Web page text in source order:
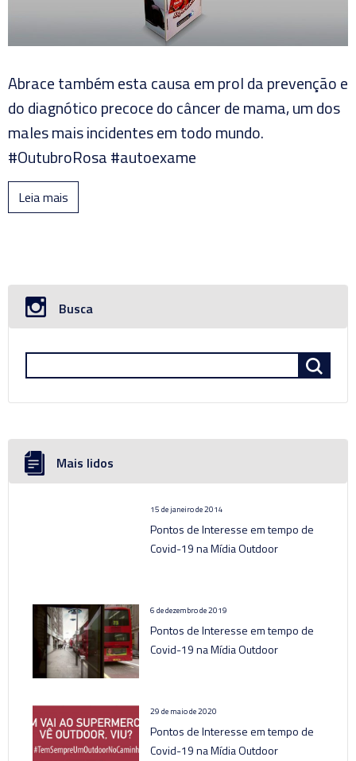
Abrace também esta causa em prol da prevenção e
do diagnótico precoce do câncer de mama, um dos
males mais incidentes em todo mundo.
#OutubroRosa #autoexame
Leia mais
Busca
Mais lidos
15 de janeiro de 2014
Pontos de Interesse em tempo de
Covid-19 na Mídia Outdoor
6 de dezembro de 2019
Pontos de Interesse em tempo de
Covid-19 na Mídia Outdoor
29 de maio de 2020
Pontos de Interesse em tempo de
Covid-19 na Mídia Outdoor